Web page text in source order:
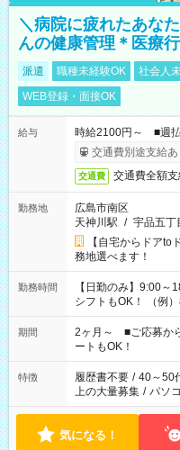
＼病院に疲れたあな
んの健康管理＊医療
派遣 職種未経験OK 社会人
WEB登録・面接OK
給与
時給2100円～ ■週
交通費別途支給あ
交通費 交通費全額
勤務地
広島市南区
天神川駅 / 宇品五丁
【自宅からドア
務地選べます！
勤務時間
【日勤のみ】9:00～18:00（休憩
シフトもOK！ （
「家族とお休みを合
など、あなたのご希望
ーク希望の方へ 今ご
のお仕事の勤務時間
ません
期間
2ヶ月～ ■ご応募か
ートもOK！
特徴 履歴書不要 / 40～50
上の大量募集 / パソ
気になる！